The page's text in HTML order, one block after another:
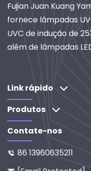
Fujian Juan Kuang
fornece lâmpadas
UVC de indução de
além de lâmpadas
global de sistemas
industriais. Explore
por pesquisa e
Link rápido
Produtos
Contate-nos
 86 13960635211